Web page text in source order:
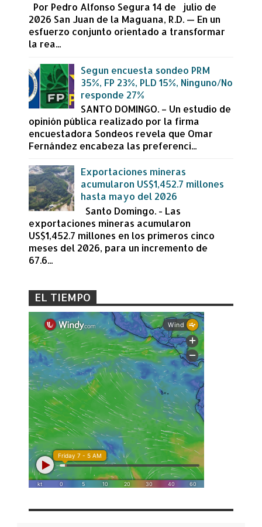
Por Pedro Alfonso Segura 14 de julio de
2026 San Juan de la Maguana, R.D. — En un
esfuerzo conjunto orientado a transformar
la rea...
Segun encuesta sondeo PRM
35%, FP 23%, PLD 15%, Ninguno/No
responde 27%
SANTO DOMINGO. – Un estudio de
opinión pública realizado por la firma
encuestadora Sondeos revela que Omar
Fernández encabeza las preferenci...
Exportaciones mineras
acumularon US$1,452.7 millones
hasta mayo del 2026
Santo Domingo. - Las
exportaciones mineras acumularon
US$1,452.7 millones en los primeros cinco
meses del 2026, para un incremento de
67.6...
EL TIEMPO